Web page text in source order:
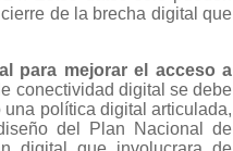
de la brecha digital que
para mejorar el acceso a
conectividad digital se debe
política digital articulada,
del Plan Nacional de